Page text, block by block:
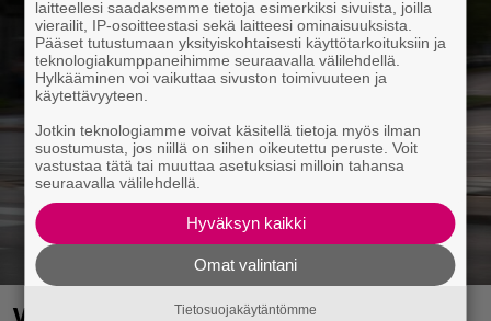
laitteellesi saadaksemme tietoja esimerkiksi sivuista, joilla
vierailit, IP-osoitteestasi sekä laitteesi ominaisuuksista.
Pääset tutustumaan yksityiskohtaisesti käyttötarkoituksiin ja
teknologiakumppaneihimme seuraavalla välilehdellä.
Hylkääminen voi vaikuttaa sivuston toimivuuteen ja
käytettävyyteen.
Jotkin teknologiamme voivat käsitellä tietoja myös ilman
suostumusta, jos niillä on siihen oikeutettu peruste. Voit
vastustaa tätä tai muuttaa asetuksiasi milloin tahansa
seuraavalla välilehdellä.
Hyväksyn kaikki
Omat valintani
Tietosuojakäytäntömme